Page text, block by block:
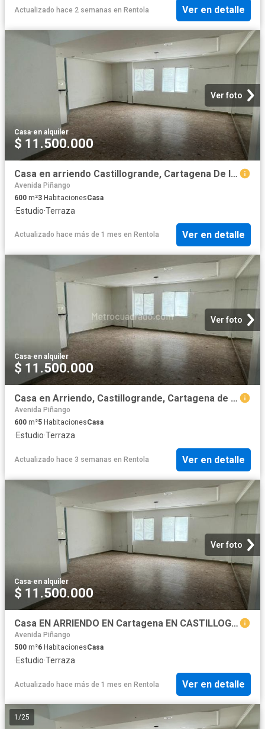
Actualizado hace 2 semanas en Rentola Ver en detalle
Ver foto
Casa·en alquiler
$ 11.500.000
Casa en arriendo Castillogrande, Cartagena De Indias
Avenida Piñango
600 m²3 HabitacionesCasa
·Estudio·Terraza
Actualizado hace más de 1 mes en Rentola Ver en detalle
Ver foto
Casa·en alquiler
$ 11.500.000
Casa en Arriendo, Castillogrande, Cartagena de Indias
Avenida Piñango
600 m²5 HabitacionesCasa
·Estudio·Terraza
Actualizado hace 3 semanas en Rentola Ver en detalle
Ver foto
Casa·en alquiler
$ 11.500.000
Casa EN ARRIENDO EN Cartagena EN CASTILLOGRANDE 274644 $11.500.000
Avenida Piñango
500 m²6 HabitacionesCasa
·Estudio·Terraza
Actualizado hace más de 1 mes en Rentola Ver en detalle
1 /25